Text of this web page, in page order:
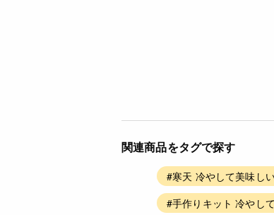
関連商品をタグで探す
#寒天 冷やして美味し
#手作りキット 冷やし